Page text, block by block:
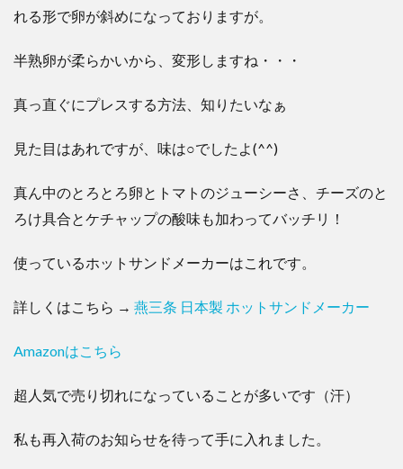
れる形で卵が斜めになっておりますが。
半熟卵が柔らかいから、変形しますね・・・
真っ直ぐにプレスする方法、知りたいなぁ
見た目はあれですが、味は○でしたよ(^^)
真ん中のとろとろ卵とトマトのジューシーさ、チーズのと
ろけ具合とケチャップの酸味も加わってバッチリ！
使っているホットサンドメーカーはこれです。
詳しくはこちら → 燕三条 日本製 ホットサンドメーカー
Amazonはこちら
超人気で売り切れになっていることが多いです（汗）
私も再入荷のお知らせを待って手に入れました。